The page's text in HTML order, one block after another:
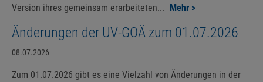
Version ihres gemeinsam erarbeiteten... Mehr >
Änderungen der UV-GOÄ zum 01.07.2026
08.07.2026
Zum 01.07.2026 gibt es eine Vielzahl von Änderungen in der